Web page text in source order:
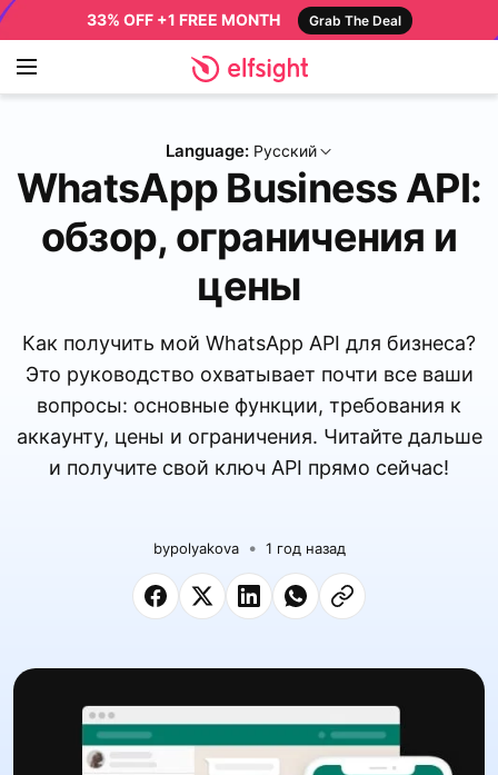
33% OFF +1 FREE MONTH Grab The Deal
Language: Русский
WhatsApp Business API:
обзор, ограничения и
цены
Как получить мой WhatsApp API для бизнеса?
Это руководство охватывает почти все ваши
вопросы: основные функции, требования к
аккаунту, цены и ограничения. Читайте дальше
и получите свой ключ API прямо сейчас!
bypolyakova 1 год назад